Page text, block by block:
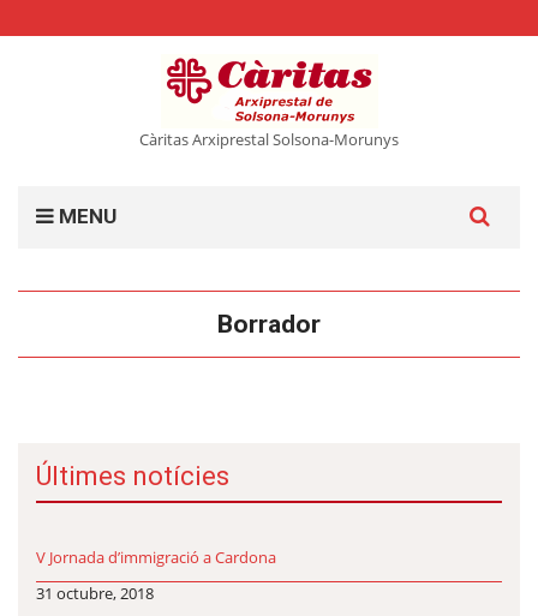
Càritas Arxiprestal Solsona-Morunys
MENU
Borrador
Últimes notícies
V Jornada d’immigració a Cardona
31 octubre, 2018